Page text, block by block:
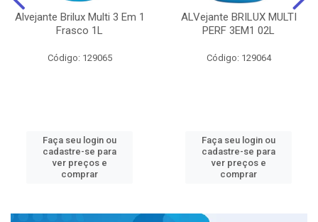
Alvejante Brilux Multi 3 Em 1
Frasco 1L
Código: 129065
Faça seu login ou
cadastre-se para
ver preços e
comprar
ALVejante BRILUX MULTI
PERF 3EM1 02L
Código: 129064
Faça seu login ou
cadastre-se para
ver preços e
comprar